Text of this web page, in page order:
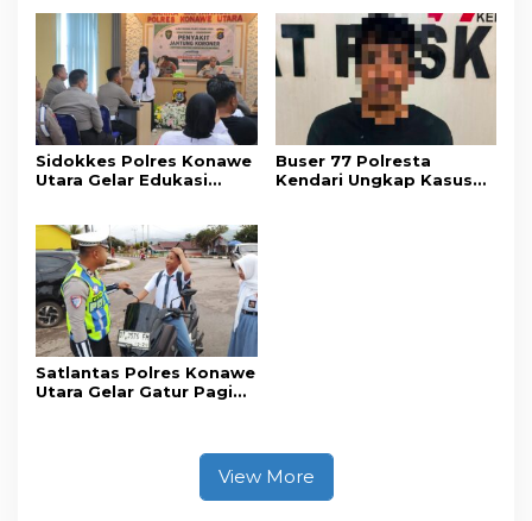
Objektif dan Berimbang
Sidokkes Polres Konawe
Utara Gelar Edukasi
Kesadaran Personel
akan Pentingnya Hidup
Sehat
Buser 77 Polresta
Kendari Ungkap Kasus
Satlantas Polres Konawe
Utara Gelar Gatur Pagi
View More